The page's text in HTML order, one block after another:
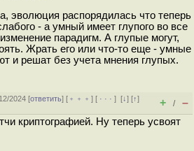
эволюция распорядилась что теперь
- а умный имеет глупого во все
парадигм. А глупые могут,
Жрать его или что-то еще - умные
и решат без учета мнения глупых.
2024 [ответить] [ ﹢﹢﹢] [ · · ·][↓] [↑]
+ / –
криптографией. Ну теперь усвоят